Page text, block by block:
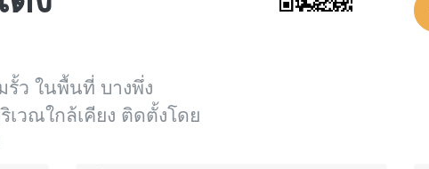
ว ในพื้นที่ บางพึ่ง
เวณใกล้เคียง ติดตั้งโดย